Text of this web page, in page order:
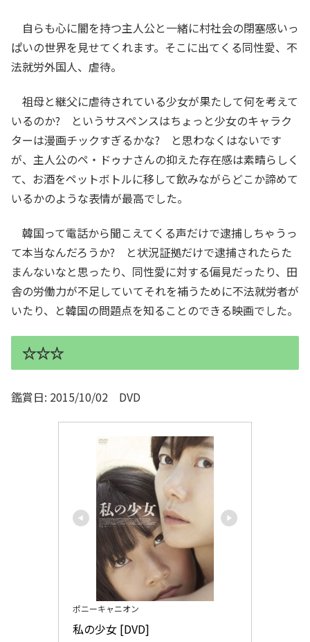
自らも心に闇を持つ主人公と一緒に村社会の閉塞感いっ
ぱいの世界を見せてくれます。そこに出てくる同性愛、不
法就労外国人、虐待。
祖母と継父に虐待されている少女が果たして何を考えて
いるのか? というサスペンスはちょっと少女のキャラク
ターは漫画チックすぎるかな? と思わなくはないです
が、主人公のペ・ドゥナさんの抑えた存在感は素晴らしく
て、お酒をペットボトルに移して飲みながらどこか諦めて
いるかのような表情が最高でした。
韓国って電話から聞こえてくる声だけで逮捕しちゃうっ
て本当なんだろうか? と状況証拠だけで逮捕されたらた
まんないなと思ったり、同性愛に対する偏見だったり、田
舎の労働力が不足していてそれを補うために不法就労者が
いたり、と韓国の問題点を知ることのできる映画でした。
☆☆☆
鑑賞日: 2015/10/02 DVD
ポニーキャニオン
私の少女 [DVD]